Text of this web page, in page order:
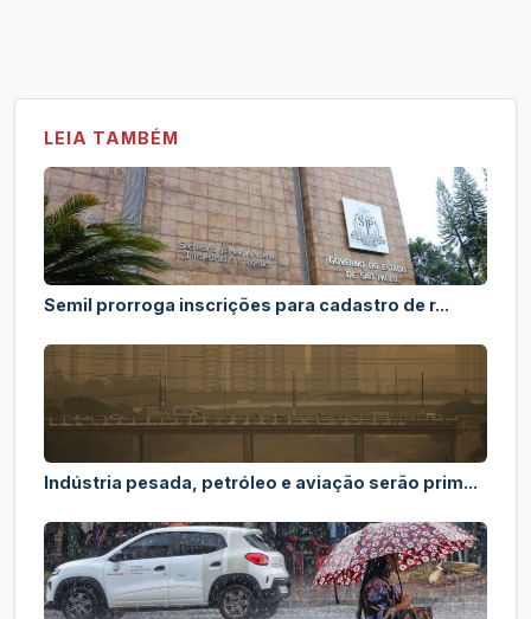
LEIA TAMBÉM
Semil prorroga inscrições para cadastro de r...
Indústria pesada, petróleo e aviação serão prim...